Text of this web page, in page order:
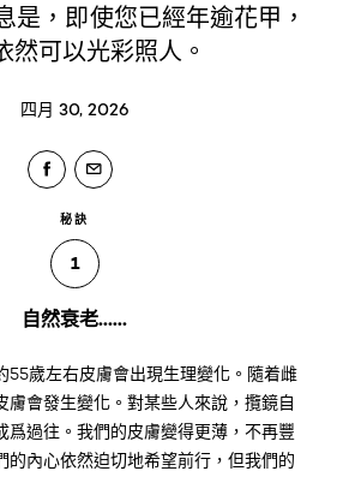
是，即使您已經年逾花甲，
然可以光彩照人。
四月 30, 2026
秘訣
1
自然衰老……
55歲左右皮膚會出現生理變化。隨着雌
膚會發生變化。對某些人來說，攬鏡自
爲過往。我們的皮膚變得更薄，不再豐
的內心依然迫切地希望前行，但我們的